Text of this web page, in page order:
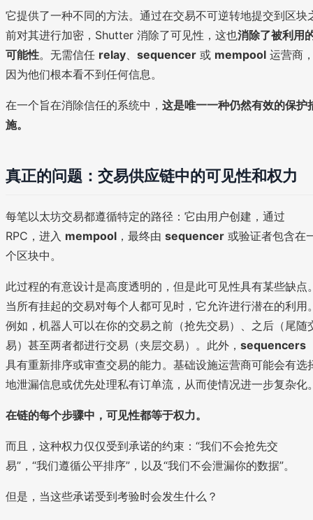
它提供了一种不同的方法。通过在交易不可逆转地提交到区块
前对其进行加密，Shutter 消除了可见性，这也消除了被利用
可能性。无需信任 relay sequencer 或 mempool 运营商
因为他们根本看不到任何信息。
在一个旨在消除信任的系统中， 这是唯一一种仍然有效的保护
施。
真正的问题：交易供应链中的可见性和权力
每笔以太坊交易都遵循特定的路径：它由用户创建，通过
RPC，进入 mempool ，最终由 sequencer 或验证者包含在
个区块中。
此过程的有意设计是高度透明的，但是此可见性具有某些缺点
当所有挂起的交易对每个人都可见时，它允许进行潜在的利用
例如，机器人可以在你的交易之前（抢先交易）、之后（尾随
易）甚至两者都进行交易（夹层交易）。此外， sequencers
具有重新排序或审查交易的能力。基础设施运营商可能会有选
地泄漏信息或优先处理私有订单流，从而使情况进一步复杂化
在链的每个步骤中，可见性都等于权力。
而且，这种权力仅仅受到承诺的约束：“我们不会抢先交
易”，“我们遵循公平排序”，以及“我们不会泄漏你的数据”。
但是，当这些承诺受到考验时会发生什么？